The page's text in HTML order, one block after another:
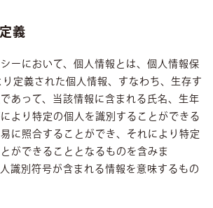
義
ーにおいて、個人情報とは、個人情報保
定義された個人情報、すなわち、生存す
あって、当該情報に含まれる氏名、生年
より特定の個人を識別することができる
に照合することができ、それにより特定
ができることとなるものを含みま
識別符号が含まれる情報を意味するもの